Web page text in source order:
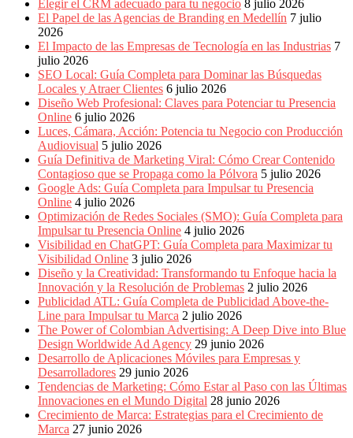
Elegir el CRM adecuado para tu negocio 8 julio 2026
El Papel de las Agencias de Branding en Medellín 7 julio
2026
El Impacto de las Empresas de Tecnología en las Industrias 7
julio 2026
SEO Local: Guía Completa para Dominar las Búsquedas
Locales y Atraer Clientes 6 julio 2026
Diseño Web Profesional: Claves para Potenciar tu Presencia
Online 6 julio 2026
Luces, Cámara, Acción: Potencia tu Negocio con Producción
Audiovisual 5 julio 2026
Guía Definitiva de Marketing Viral: Cómo Crear Contenido
Contagioso que se Propaga como la Pólvora 5 julio 2026
Google Ads: Guía Completa para Impulsar tu Presencia
Online 4 julio 2026
Optimización de Redes Sociales (SMO): Guía Completa para
Impulsar tu Presencia Online 4 julio 2026
Visibilidad en ChatGPT: Guía Completa para Maximizar tu
Visibilidad Online 3 julio 2026
Diseño y la Creatividad: Transformando tu Enfoque hacia la
Innovación y la Resolución de Problemas 2 julio 2026
Publicidad ATL: Guía Completa de Publicidad Above-the-
Line para Impulsar tu Marca 2 julio 2026
The Power of Colombian Advertising: A Deep Dive into Blue
Design Worldwide Ad Agency 29 junio 2026
Desarrollo de Aplicaciones Móviles para Empresas y
Desarrolladores 29 junio 2026
Tendencias de Marketing: Cómo Estar al Paso con las Últimas
Innovaciones en el Mundo Digital 28 junio 2026
Crecimiento de Marca: Estrategias para el Crecimiento de
Marca 27 junio 2026